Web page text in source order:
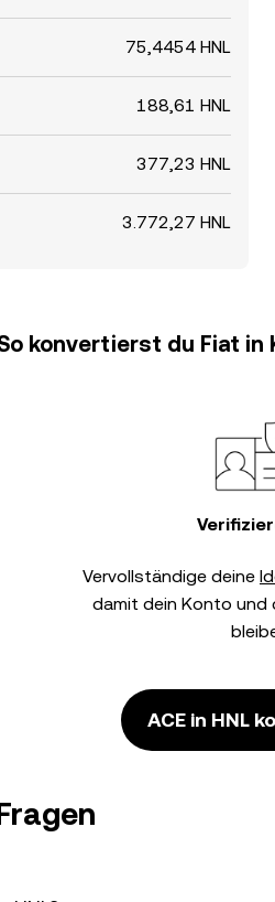
75,4454 HNL
188,61 HNL
377,23 HNL
3.772,27 HNL
konvertierst du Fiat in
Vervollständige deine
damit dein Konto und
ACE in HNL